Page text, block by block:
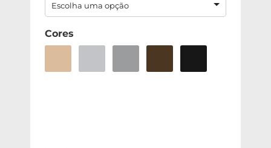
Escolha uma opção
Cores